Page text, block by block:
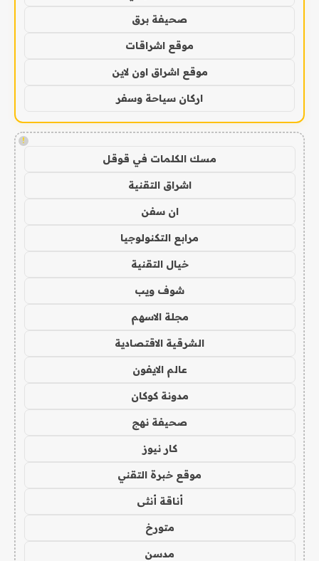
صحيفة برق
موقع اشراقات
موقع اشراق اون لاين
اركان سياحة وسفر
!
مسك الكلمات في قوقل
اشراق التقنية
ان سفن
مرابع التكنولوجيا
خيال التقنية
شوف ويب
مجلة الاسهم
الشرقية الاقتصادية
عالم الايفون
مدونة كوكان
صحيفة نهج
كار نيوز
موقع خبرة التقني
أناقة أنثى
متورخ
مدسن